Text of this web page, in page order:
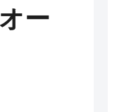
ー